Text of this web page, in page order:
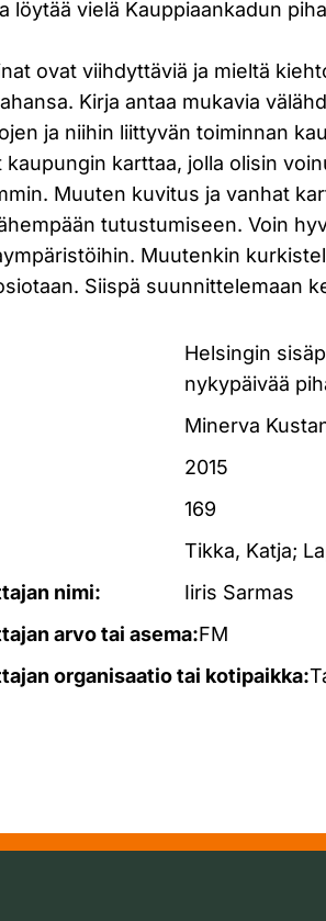
löytää vielä Kauppiaankadun
ovat viihdyttäviä ja mieltä
Kirja antaa mukavia
ja niihin liittyvän toiminnan
kaupungin karttaa, jolla olisin
Muuten kuvitus ja vanhat
tutustumiseen. Voin
Muutenkin
Siispä suunnittelemaan
Helsingin
nykypäivää
Minerva
2015
169
Tikka, Katja;
nimi:
Iiris Sarmas
arvo tai asema:FM
organisaatio tai kotipaikka: